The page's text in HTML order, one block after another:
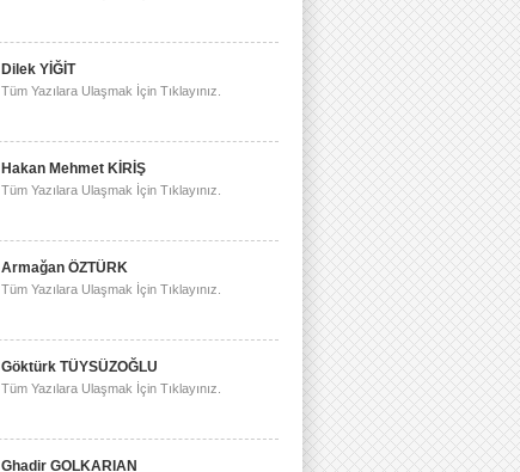
Dilek YİĞİT
Tüm Yazılara Ulaşmak İçin Tıklayınız.
Hakan Mehmet KİRİŞ
Tüm Yazılara Ulaşmak İçin Tıklayınız.
Armağan ÖZTÜRK
Tüm Yazılara Ulaşmak İçin Tıklayınız.
Göktürk TÜYSÜZOĞLU
Tüm Yazılara Ulaşmak İçin Tıklayınız.
Ghadir GOLKARIAN